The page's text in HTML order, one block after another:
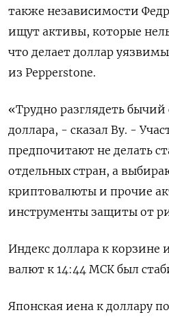
также независимости
ищут активы, которые
что делает доллар
из Pepperstone.
«Трудно разглядеть
доллара, - сказал Ву. -
предпочитают не делать
отдельных стран, а
криптовалюты и прочие
инструменты защиты от
Индекс доллара к корзине
валют к 14:44 МСК был
Японская иена к доллару